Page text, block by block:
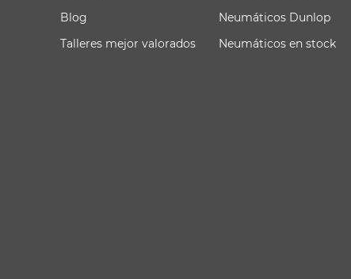
Blog
Talleres mejor valorados
Neumáticos Dunlop
Neumáticos en stock